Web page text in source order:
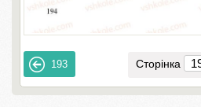
193 Сторінка